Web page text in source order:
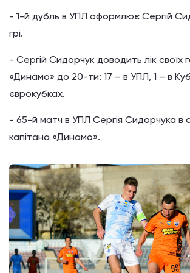
- 1-й дубль в УПЛ оформлює Сергій
грі.
- Сергій Сидорчук доводить лік своїх
«Динамо» до 20-ти: 17 – в УПЛ, 1 – в
єврокубках.
- 65-й матч в УПЛ Сергія Сидорчука в
капітана «Динамо».